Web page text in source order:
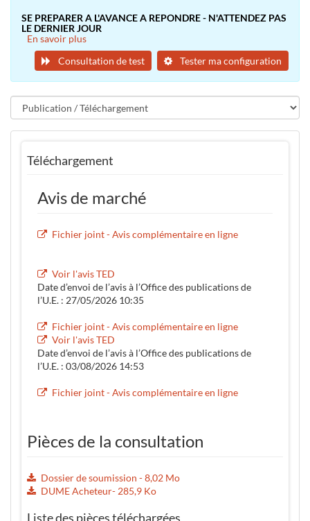
SE PREPARER A L'AVANCE A REPONDRE - N'ATTENDEZ PAS
LE DERNIER JOUR
En savoir plus
Tester ma configuration
Consultation de test
Téléchargement
Avis de marché
Fichier joint - Avis complémentaire en ligne
Voir l'avis TED
Date d’envoi de l’avis à l’Office des publications de
l’U.E. : 27/05/2026 10:35
Fichier joint - Avis complémentaire en ligne
Voir l'avis TED
Date d’envoi de l’avis à l’Office des publications de
l’U.E. : 03/08/2026 14:53
Fichier joint - Avis complémentaire en ligne
Pièces de la consultation
Dossier de soumission - 8,02 Mo
DUME Acheteur- 285,9 Ko
Liste des pièces téléchargées